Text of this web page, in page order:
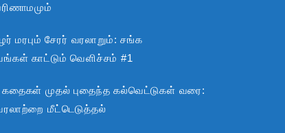
மரபும் சேரர் வரலாறும்: சங்க
காட்டும் வெளிச்சம் #1
கதைகள் முதல் புதைந்த கல்வெட்டுகள் வரை:
மீட்டெடுத்தல்